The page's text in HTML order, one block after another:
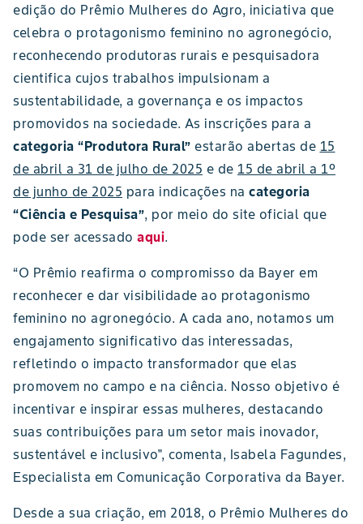
edição do Prêmio Mulheres do Agro, iniciativa que
celebra o protagonismo feminino no agronegócio,
reconhecendo produtoras rurais e pesquisadora
cientifica cujos trabalhos impulsionam a
sustentabilidade, a governança e os impactos
promovidos na sociedade. As inscrições para a
categoria “Produtora Rural” estarão abertas de 15
de abril a 31 de julho de 2025 e de 15 de abril a 1º
de junho de 2025 para indicações na categoria
“Ciência e Pesquisa”, por meio do site oficial que
pode ser acessado aqui.
“O Prêmio reafirma o compromisso da Bayer em
reconhecer e dar visibilidade ao protagonismo
feminino no agronegócio. A cada ano, notamos um
engajamento significativo das interessadas,
refletindo o impacto transformador que elas
promovem no campo e na ciência. Nosso objetivo é
incentivar e inspirar essas mulheres, destacando
suas contribuições para um setor mais inovador,
sustentável e inclusivo", comenta, Isabela Fagundes,
Especialista em Comunicação Corporativa da Bayer.
Desde a sua criação, em 2018, o Prêmio Mulheres do